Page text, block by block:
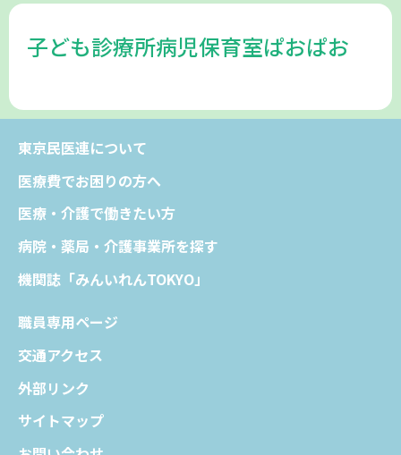
子ども診療所病児保育室ぱおぱお
東京民医連について
医療費でお困りの方へ
医療・介護で働きたい方
病院・薬局・介護事業所を探す
機関誌「みんいれんTOKYO」
職員専用ページ
交通アクセス
外部リンク
サイトマップ